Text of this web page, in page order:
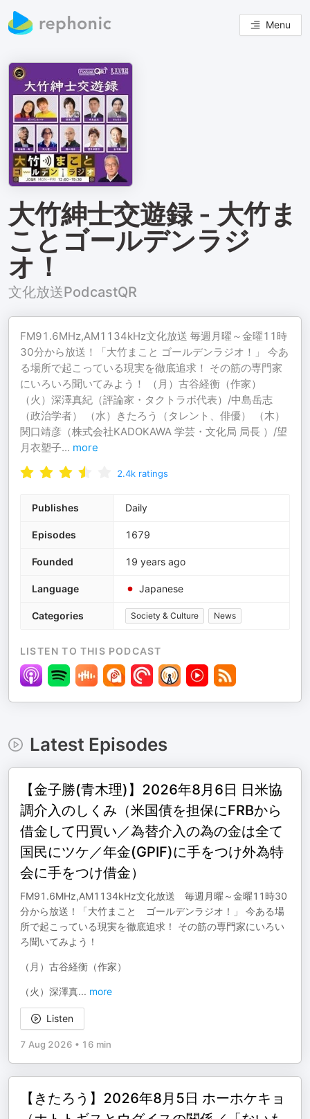
Menu
大竹紳士交遊録 - 大竹ま
ことゴールデンラジ
オ！
文化放送PodcastQR
FM91.6MHz,AM1134kHz文化放送 毎週月曜～金曜11時
30分から放送！「大竹まこと ゴールデンラジオ！」 今あ
る場所で起こっている現実を徹底追求！ その筋の専門家
にいろいろ聞いてみよう！ （月）古谷経衡（作家）
（火）深澤真紀（評論家・タクトラボ代表）/中島岳志
（政治学者） （水）きたろう（タレント、俳優） （木）
関口靖彦（株式会社KADOKAWA 学芸・文化局 局長 ）/望
月衣塑子... more
2.4k ratings
Publishes Daily
Episodes 1679
Founded 19 years ago
Language Japanese
Categories Society & Culture News
LISTEN TO THIS PODCAST
Latest Episodes
【金子勝(青木理)】2026年8月6日 日米協
調介入のしくみ（米国債を担保にFRBから
借金して円買い／為替介入の為の金は全て
国民にツケ／年金(GPIF)に手をつけ外為特
会に手をつけ借金）
FM91.6MHz,AM1134kHz文化放送 毎週月曜～金曜11時30
分から放送！「大竹まこと ゴールデンラジオ！」 今ある場
所で起こっている現実を徹底追求！ その筋の専門家にいろい
ろ聞いてみよう！
（月）古谷経衡（作家）
（火）深澤真... more
Listen
7 Aug 2026 • 16 min
【きたろう】2026年8月5日 ホーホケキョ